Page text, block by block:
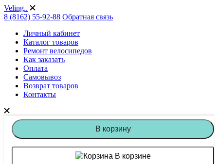
Veling..
8 (8162) 55-92-88 Обратная связь
Личный кабинет
Каталог товаров
Ремонт велосипедов
Как заказать
Оплата
Самовывоз
Возврат товаров
Контакты
В корзину
В корзине